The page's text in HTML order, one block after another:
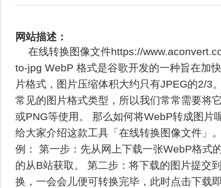
网站描述：
在线转换图像文件https://
to-jpg WebP 格式是谷歌开发的一种旨在加
片格式，图片压缩体积大约只有JPEG的2/3
常见的图片格式类型，所以我们常常需要将
或PNG等使用。 那么如何将WebP转成图片
给大家介绍这款工具「在线转换图像文件」
例： 第一步：先从网上下载一张WebP格式
的从B站获取。 第二步：将下载的图片提交
换，一会会儿便可转换完毕，此时点击下载